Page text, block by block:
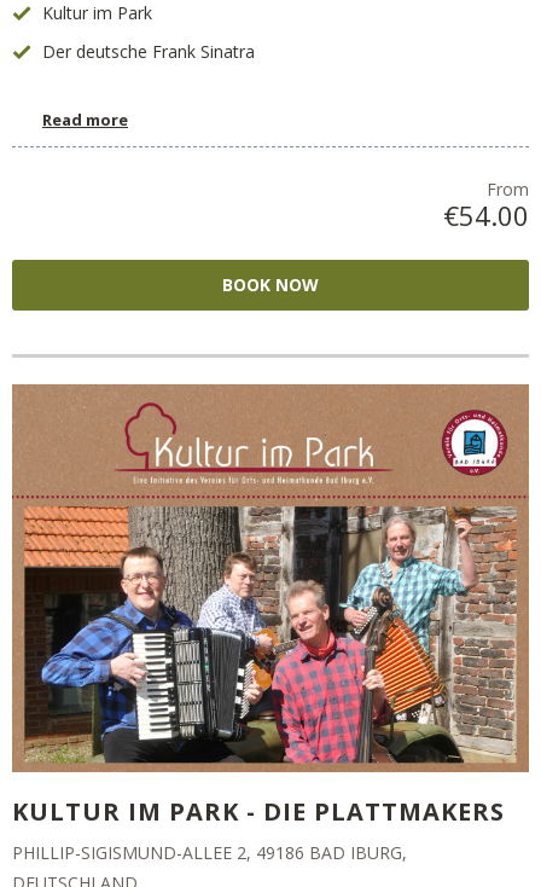
Kultur im Park
Der deutsche Frank Sinatra
Read more
From
€54.00
BOOK NOW
KULTUR IM PARK - DIE PLATTMAKERS
PHILLIP-SIGISMUND-ALLEE 2, 49186 BAD IBURG,